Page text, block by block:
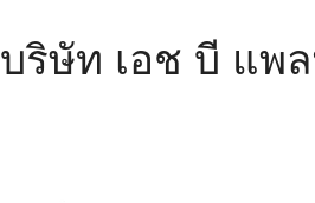
บริษัท เอช บี แพ